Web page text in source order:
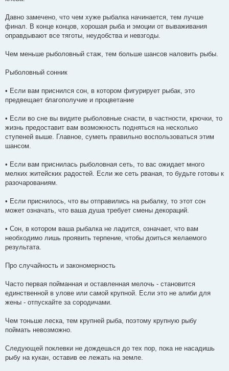
Давно замечено, что чем хуже рыбалка начинается, тем лучше
финал. В конце концов, хорошая рыба и эмоции от вываживания
оправдывают все тяготы, неудобства и невзгоды.
Чем меньше рыболовный стаж, тем больше шансов наловить рыбы.
Рыболовный сонник
• Если вам приснился сон, в котором фигурирует рыбак, это
предвещает благополучие и процветание
• Если во сне вы видите рыболовные снасти, в частности, крючки, то
жизнь предоставит вам возможность подняться на несколько
ступеней выше. Главное, суметь правильно воспользоваться этим
шансом.
• Если вам приснилась рыболовная сеть, то вас ожидает много
мелких житейских радостей. Если же сеть рваная, то будьте готовы к
разочарованиям.
• Если приснилось, что вы отправились на рыбалку, то этот сон
может означать, что ваша душа требует смены декораций.
• Сон, в котором ваша рыбалка не ладится, означает, что вам
необходимо лишь проявить терпение, чтобы доиться желаемого
результата.
Про случайность и закономерность
Часто первая пойманная и оставленная мелочь - становится
единственной в улове или самой крупной. Если это не алиби для
жены - отпускайте за сородичами.
Чем тоньше леска, тем крупней рыба, поэтому крупную рыбу
поймать невозможно.
Следующей поклевки не дождешься до тех пор, пока не насадишь
рыбу на кукан, оставив ее лежать на земле.